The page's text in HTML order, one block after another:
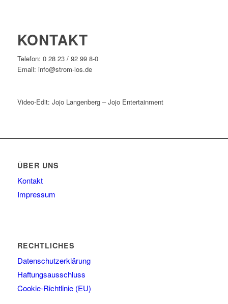
KONTAKT
Telefon: 0 28 23 / 92 99 8-0
Email: info@strom-los.de
Video-Edit: Jojo Langenberg – Jojo Entertainment
ÜBER UNS
Kontakt
Impressum
RECHTLICHES
Datenschutzerklärung
Haftungsausschluss
Cookie-Richtlinie (EU)